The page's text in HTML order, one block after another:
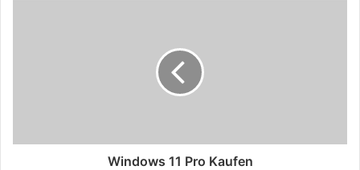
Windows 11 Pro Kaufen